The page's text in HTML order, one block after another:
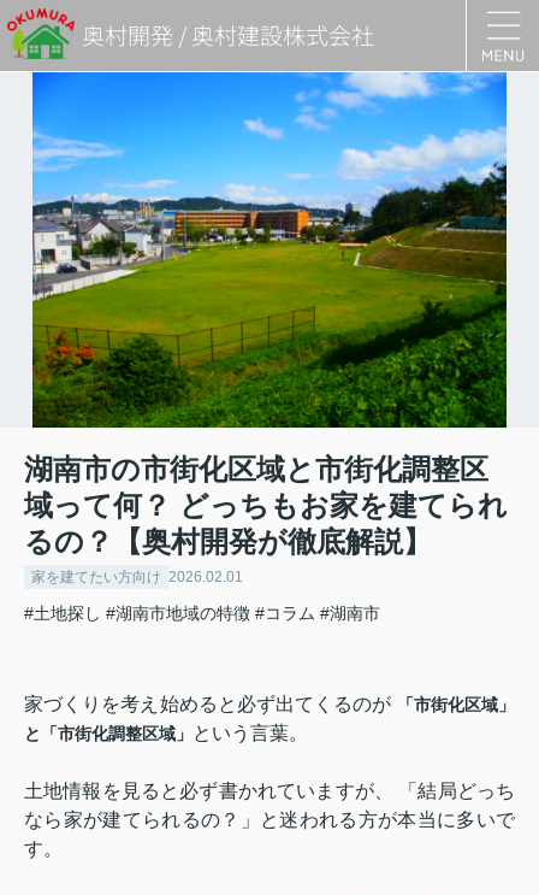
奥村開発 / 奥村建設株式会社
湖南市の市街化区域と市街化調整区
域って何？ どっちもお家を建てられ
るの？【奥村開発が徹底解説】
家を建てたい方向け 2026.02.01
#土地探し #湖南市地域の特徴 #コラム #湖南市
家づくりを考え始めると必ず出てくるのが
「市街化区域」
と「市街化調整区域」 という言葉。
土地情報を見ると必ず書かれていますが、 「結局どっち
なら家が建てられるの？」と迷われる方が本当に多いで
す。